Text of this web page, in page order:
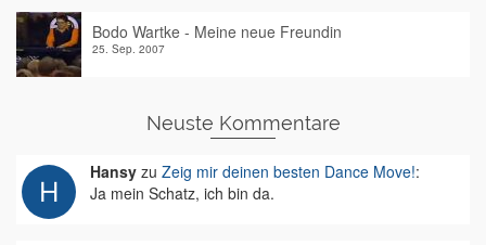
Bodo Wartke - Meine neue Freundin
25. Sep. 2007
Neuste Kommentare
Hansy zu Zeig mir deinen besten Dance Move!:
Ja mein Schatz, ich bin da.